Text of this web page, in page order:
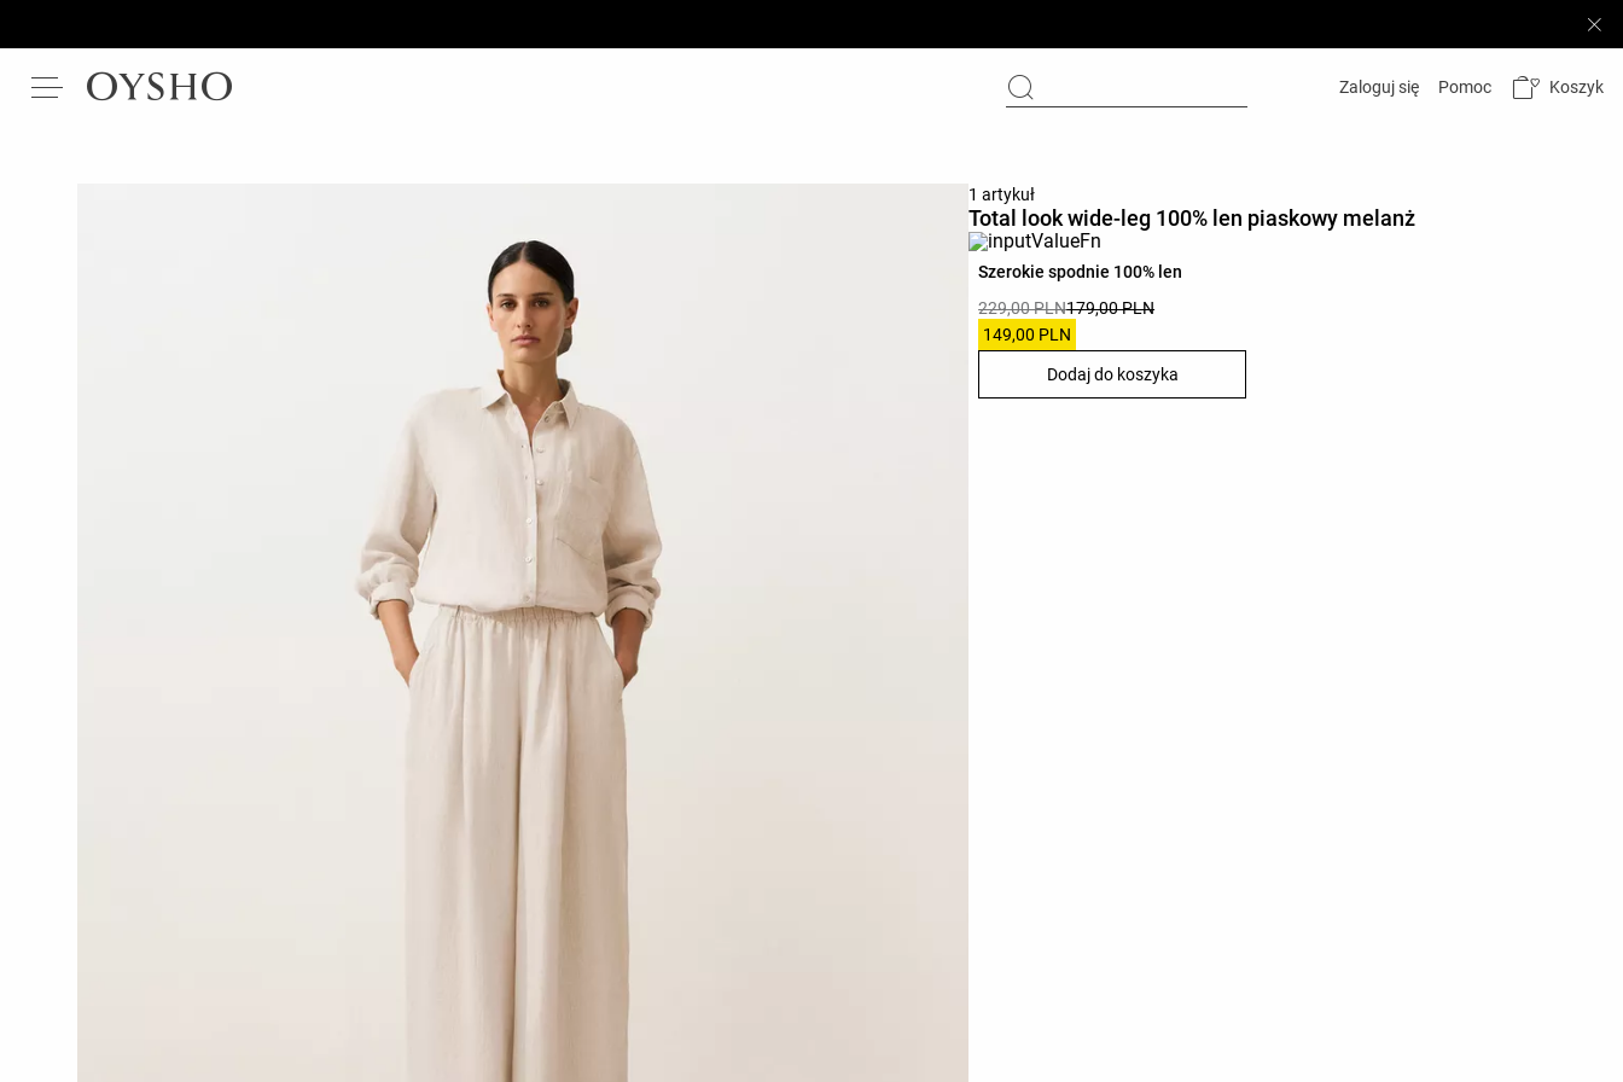
Zaloguj się Pomoc Koszyk
1 artykuł
Total look wide-leg 100% len piaskowy melanż
Szerokie spodnie 100% len
229,00 PLN179,00 PLN
149,00 PLN
Dodaj do koszyka